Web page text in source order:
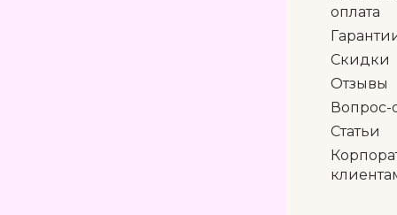
оплата
Скидки
Отзывы
Вопрос-
Статьи